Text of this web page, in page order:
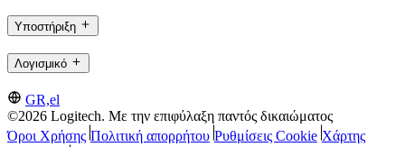
Υποστήριξη
Λογισμικό
GR,el
©2026 Logitech. Με την επιφύλαξη παντός δικαιώματος
Όροι Χρήσης Πολιτική απορρήτου Ρυθμίσεις Cookie Χάρτης